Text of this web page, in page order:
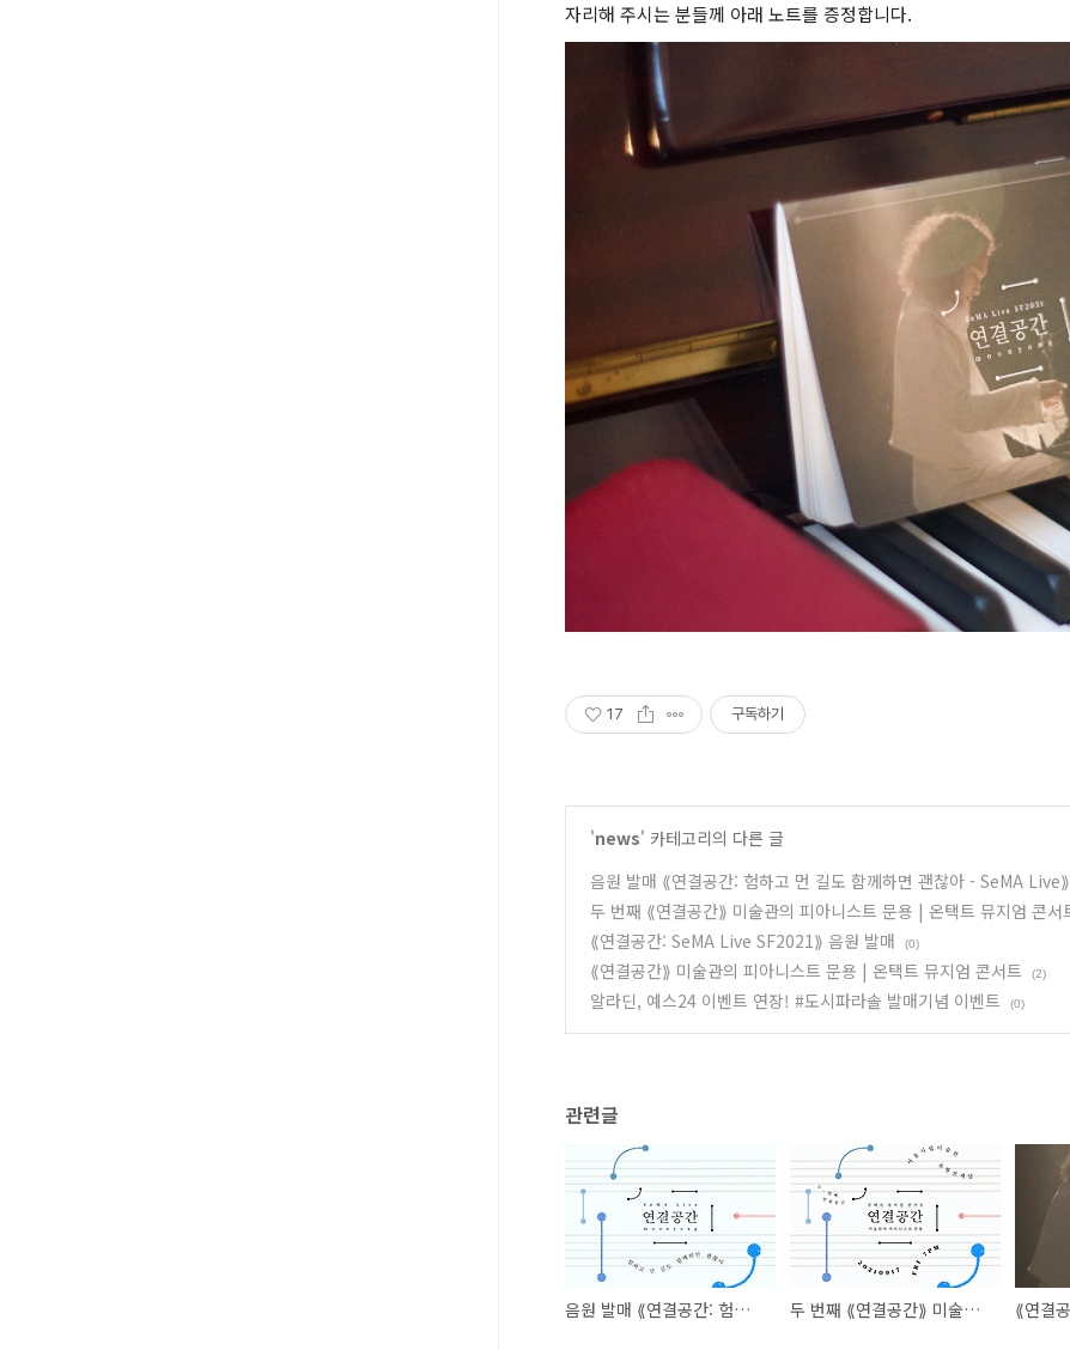
자리해 주시는 분들께 아래 노트를 증정합니다.
17 구독하기
'news' 카테고리의 다른 글
음원 발매 ⟪연결공간: 험하고 먼 길도 함께하면 괜찮아 - SeMA Live⟫
두 번째 ⟪연결공간⟫ 미술관의 피아니스트 문용 | 온택트 뮤지엄 콘서
⟪연결공간: SeMA Live SF2021⟫ 음원 발매 (0)
⟪연결공간⟫ 미술관의 피아니스트 문용 | 온택트 뮤지엄 콘서트 (2)
알라딘, 예스24 이벤트 연장! #도시파라솔 발매기념 이벤트 (0)
관련글
음원 발매 ⟪연결공간: 험하고 먼 길도 함께하면 괜찮아 - SeMA Live⟫ 두 번째 ⟪연결공간⟫ 미술관의 피아니스트 문용 | 온택트 뮤지엄 콘서트